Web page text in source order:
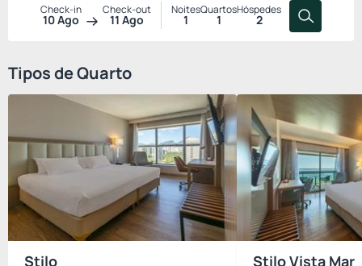
Check-in
10 Ago
Check-out
11 Ago
Noites
1
Quartos
1
Hóspedes
2
Tipos de Quarto
Stilo Stilo Vista Mar